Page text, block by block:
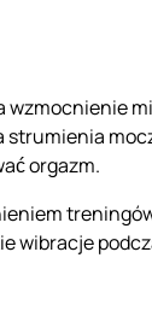
wzmocnienie
strumienia
orgazm.
wibracje